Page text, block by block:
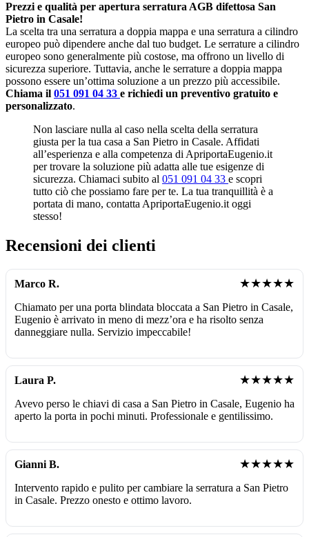
Prezzi e qualità per apertura serratura AGB difettosa San
Pietro in Casale!
La scelta tra una serratura a doppia mappa e una serratura a cilindro
europeo può dipendere anche dal tuo budget. Le serrature a cilindro
europeo sono generalmente più costose, ma offrono un livello di
sicurezza superiore. Tuttavia, anche le serrature a doppia mappa
possono essere un’ottima soluzione a un prezzo più accessibile.
Chiama il 051 091 04 33 e richiedi un preventivo gratuito e
personalizzato.
Non lasciare nulla al caso nella scelta della serratura
giusta per la tua casa a San Pietro in Casale. Affidati
all’esperienza e alla competenza di ApriportaEugenio.it
per trovare la soluzione più adatta alle tue esigenze di
sicurezza. Chiamaci subito al 051 091 04 33 e scopri
tutto ciò che possiamo fare per te. La tua tranquillità è a
portata di mano, contatta ApriportaEugenio.it oggi
stesso!
Recensioni dei clienti
Marco R. ★★★★★
Chiamato per una porta blindata bloccata a San Pietro in Casale,
Eugenio è arrivato in meno di mezz’ora e ha risolto senza
danneggiare nulla. Servizio impeccabile!
Laura P. ★★★★★
Avevo perso le chiavi di casa a San Pietro in Casale, Eugenio ha
aperto la porta in pochi minuti. Professionale e gentilissimo.
Gianni B. ★★★★★
Intervento rapido e pulito per cambiare la serratura a San Pietro
in Casale. Prezzo onesto e ottimo lavoro.